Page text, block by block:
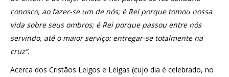
conosco, ao fazer-se um de nós; é Rei porque tomou nossa
vida sobre seus ombros; é Rei porque passou entre nós
servindo, até o maior serviço: entregar-se totalmente na
cruz”.
Acerca dos Cristãos Leigos e Leigas (cujo dia é celebrado, no